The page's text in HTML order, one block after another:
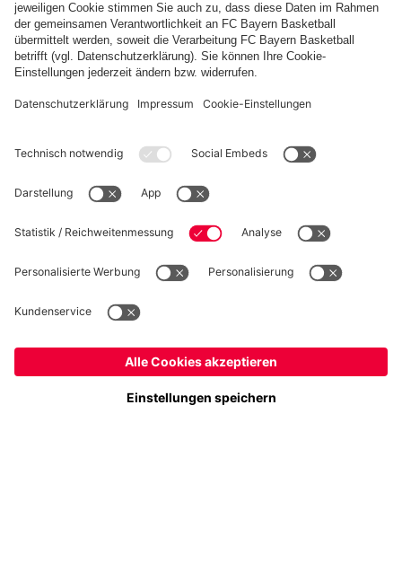
Top Kategorien
Hilfe & Services
Weitere Kategorien
Folge uns
Ja,Schweiz, um dorthin zu liefern!
Weltweit, um dorthin zu liefern!